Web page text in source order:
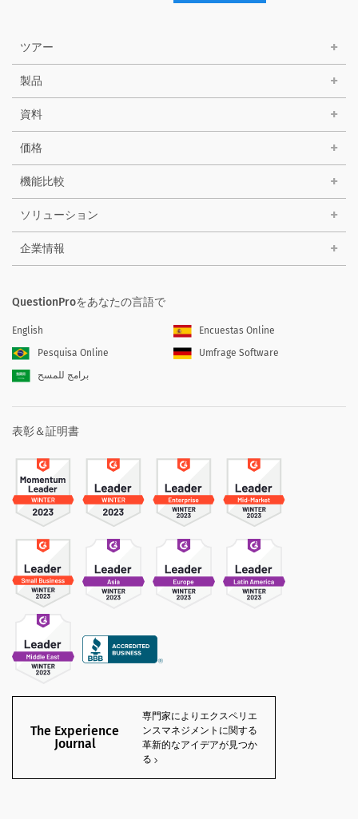
ツアー
製品
資料
価格
機能比較
ソリューション
企業情報
QuestionProをあなたの言語で
English
Encuestas Online
Pesquisa Online
Umfrage Software
برامج للمسح
表彰＆証明書
The Experience
Journal
専門家によりエクスペリエ
ンスマネジメントに関する
革新的なアイデアが見つか
る